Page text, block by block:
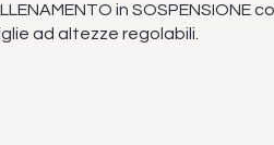
in SOSPENSIONE
ad altezze regolabili.